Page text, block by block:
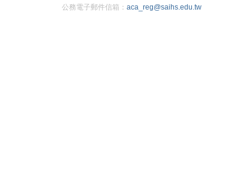
公務電子郵件信箱： aca_reg@saihs.edu.tw